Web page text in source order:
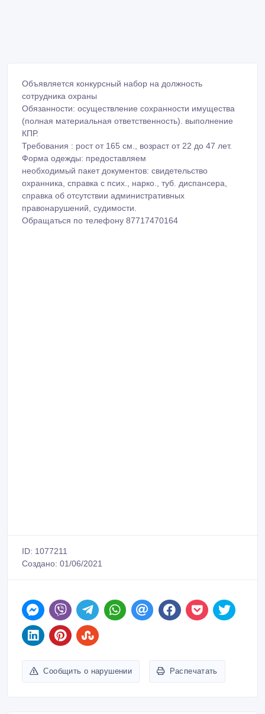
Объявляется конкурсный набор на должность
сотрудника охраны
Обязанности: осуществление сохранности имущества
(полная материальная ответственность). выполнение
КПР.
Требования : рост от 165 см., возраст от 22 до 47 лет.
Форма одежды: предоставляем
необходимый пакет документов: свидетельство
охранника, справка с псих., нарко., туб. диспансера,
справка об отсутствии административных
правонарушений, судимости.
Обращаться по телефону 87717470164
ID: 1077211
Создано: 01/06/2021
Сообщить о нарушении Распечатать